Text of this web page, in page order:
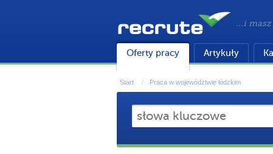
...i masz
Oferty pracy Artykuły
Start Praca w województwie łódzkim